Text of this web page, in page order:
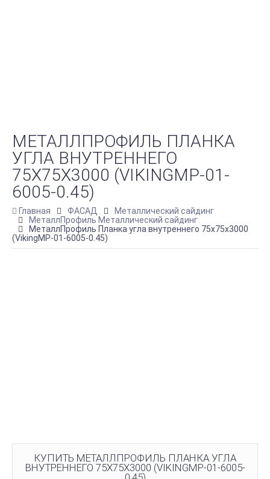
МЕТАЛЛПРОФИЛЬ ПЛАНКА
УГЛА ВНУТРЕННЕГО
75Х75Х3000 (VIKINGMP-01-
6005-0.45)
Главная ФАСАД
Металлический сайдинг
МеталлПрофиль Металлический сайдинг
МеталлПрофиль Планка угла внутреннего 75х75х3000
(VikingMP-01-6005-0.45)
КУПИТЬ МЕТАЛЛПРОФИЛЬ ПЛАНКА УГЛА
ВНУТРЕННЕГО 75Х75Х3000 (VIKINGMP-01-6005-